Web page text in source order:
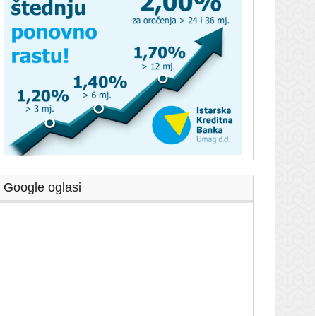
Google oglasi